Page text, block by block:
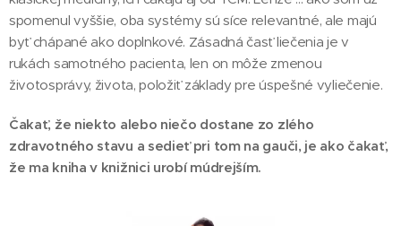
spomenul vyššie, oba systémy sú síce relevantné, ale majú
byť chápané ako doplnkové. Zásadná časť liečenia je v
rukách samotného pacienta, len on môže zmenou
životosprávy, života, položiť základy pre úspešné vyliečenie.
Čakať, že niekto alebo niečo dostane zo zlého
zdravotného stavu a sedieť pri tom na gauči, je ako čakať,
že ma kniha v knižnici urobí múdrejším.